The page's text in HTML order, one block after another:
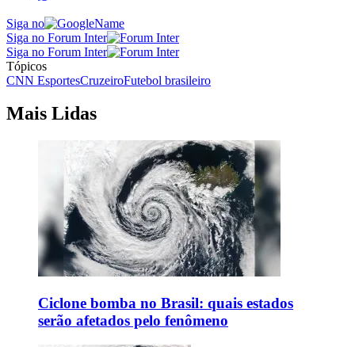
Siga no
Siga no Forum Inter
Siga no Forum Inter
Tópicos
CNN EsportesCruzeiroFutebol brasileiro
Mais Lidas
Ciclone bomba no Brasil: quais estados
serão afetados pelo fenômeno